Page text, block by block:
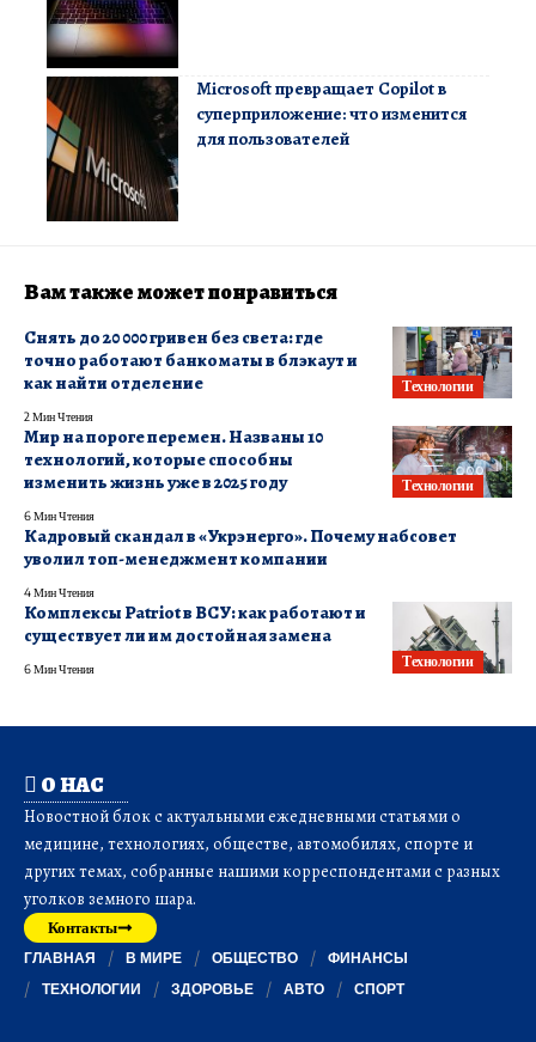
Microsoft превращает Copilot в
суперприложение: что изменится
для пользователей
Вам также может понравиться
Технологии
Снять до 20 000 гривен без света: где
точно работают банкоматы в блэкаут и
как найти отделение
2 Мин Чтения
Технологии
Мир на пороге перемен. Названы 10
технологий, которые способны
изменить жизнь уже в 2025 году
6 Мин Чтения
Кадровый скандал в «Укрэнерго». Почему набсовет
уволил топ-менеджмент компании
4 Мин Чтения
Технологии
Комплексы Patriot в ВСУ: как работают и
существует ли им достойная замена
6 Мин Чтения
О НАС
Новостной блок с актуальными ежедневными статьями о
медицине, технологиях, обществе, автомобилях, спорте и
других темах, собранные нашими корреспондентами с разных
уголков земного шара.
Контакты
ГЛАВНАЯ В МИРЕ ОБЩЕСТВО
ФИНАНСЫ
ТЕХНОЛОГИИ
ЗДОРОВЬЕ АВТО СПОРТ